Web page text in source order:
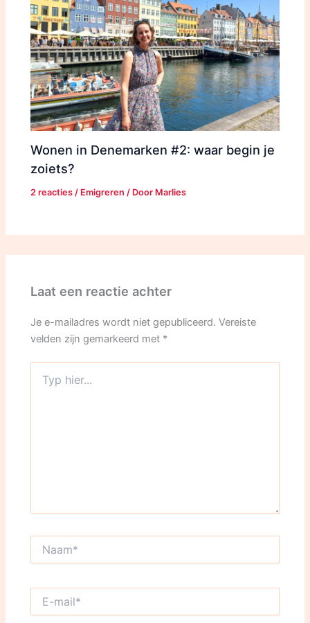
Wonen in Denemarken #2: waar begin je
zoiets?
2 reacties / Emigreren / Door Marlies
Laat een reactie achter
Je e-mailadres wordt niet gepubliceerd. Vereiste
velden zijn gemarkeerd met *
hier...
mail*